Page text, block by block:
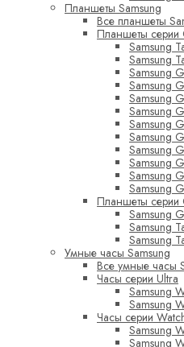
Планшеты Samsung
Все планшеты
Планшеты серии
Samsung
Samsung
Samsung
Samsung
Samsung
Samsung
Samsung
Samsung
Samsung
Samsung
Samsung
Samsung
Планшеты серии
Samsung
Samsung
Samsung
Умные часы Samsung
Все умные часы
Часы серии Ultra
Samsung
Samsung
Часы серии
Samsung
Samsung